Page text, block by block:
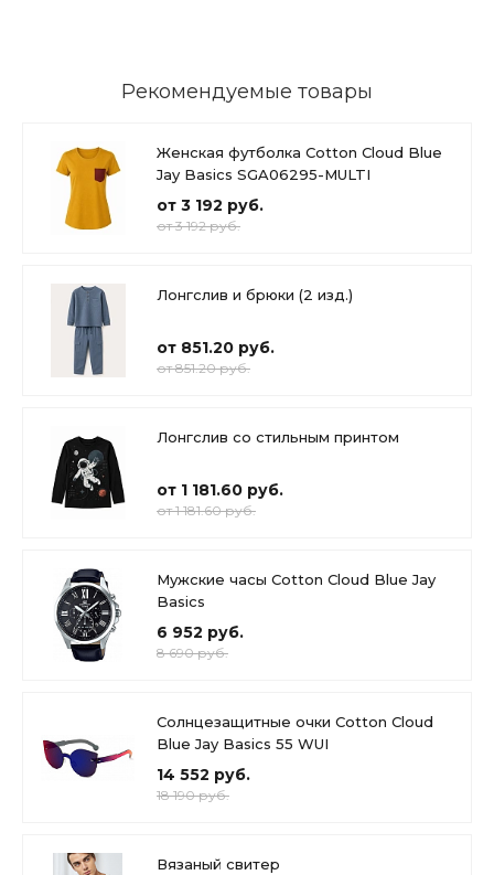
Рекомендуемые товары
Женская футболка Cotton Cloud Blue
Jay Basics SGA06295-MULTI
от 3 192 руб.
от 3 192 руб.
Лонгслив и брюки (2 изд.)
от 851.20 руб.
от 851.20 руб.
Лонгслив со стильным принтом
от 1 181.60 руб.
от 1 181.60 руб.
Мужские часы Cotton Cloud Blue Jay
Basics
6 952 руб.
8 690 руб.
Солнцезащитные очки Cotton Cloud
Blue Jay Basics 55 WUI
14 552 руб.
18 190 руб.
Вязаный свитер